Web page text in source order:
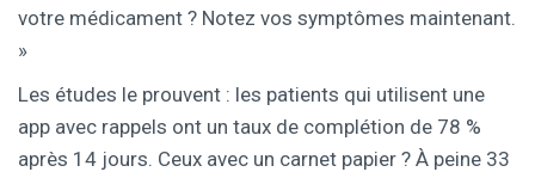
votre médicament ? Notez vos symptômes maintenant.
»
Les études le prouvent : les patients qui utilisent une
app avec rappels ont un taux de complétion de 78 %
après 14 jours. Ceux avec un carnet papier ? À peine 33